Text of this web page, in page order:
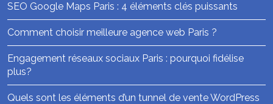
SEO Google Maps Paris : 4 éléments clés puissants
Comment choisir meilleure agence web Paris ?
Engagement réseaux sociaux Paris : pourquoi fidélise
plus?
Quels sont les éléments d’un tunnel de vente WordPress